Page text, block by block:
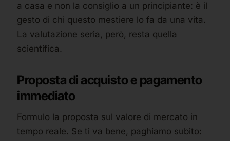
a casa e non la consiglio a un principiante: è il
gesto di chi questo mestiere lo fa da una vita.
La valutazione seria, però, resta quella
scientifica.
Proposta di acquisto e pagamento
immediato
Formulo la proposta sul valore di mercato in
tempo reale. Se ti va bene, paghiamo subito: